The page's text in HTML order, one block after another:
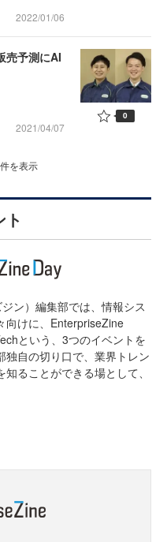
2022/01/06
売予測にAI
2021/04/07
0
を表示
ン）編集部では、情報シス
向けに、EnterpriseZine
という、3つのイベントを
独自の切り口で、業界トレン
ることができる場として、